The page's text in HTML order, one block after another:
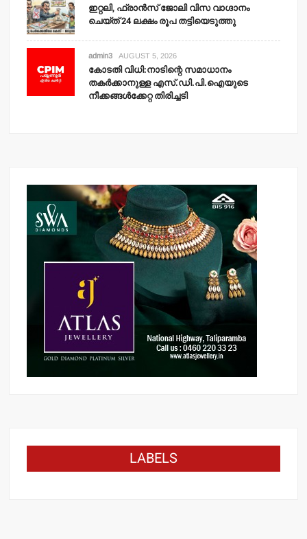
ഇറ്റലി, ഫ്രാന്‍സ് ജോലി വിസ വാഗ്ദാനം
ചെയ്ത് 24 ലക്ഷം രൂപ തട്ടിയെടുത്തു
admin3 AUGUST 5, 2026
കോടതി വിധി:നാടിന്റെ സമാധാനം
തകര്‍ക്കാനുള്ള എസ്.ഡി.പി.ഐയുടെ
നീക്കങ്ങള്‍ക്കേറ്റ തിരിച്ചടി
LABELS